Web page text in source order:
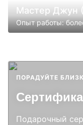
Мастер Джун
Опыт работы:
ПОРАДУЙТЕ
Подарочный